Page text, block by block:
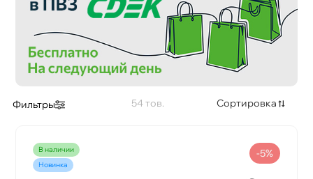
Фильтры 54 Сортировка
наличии
Новинка
-5%